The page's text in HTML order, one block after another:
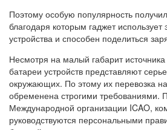
Поэтому особую популярность
благодаря которым гаджет
устройства и способен поделиться
Несмотря на малый габарит
батареи устройств представляют
окружающих. По этому их перевозка
обременена строгими требованиями.
Международной организации ICAO,
руководствуются персональными